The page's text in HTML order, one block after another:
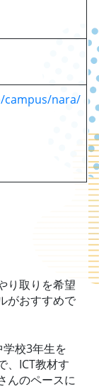
campus/nara/
り取りを希望
がおすすめで
学校3年生を
、ICT教材す
んのペースに